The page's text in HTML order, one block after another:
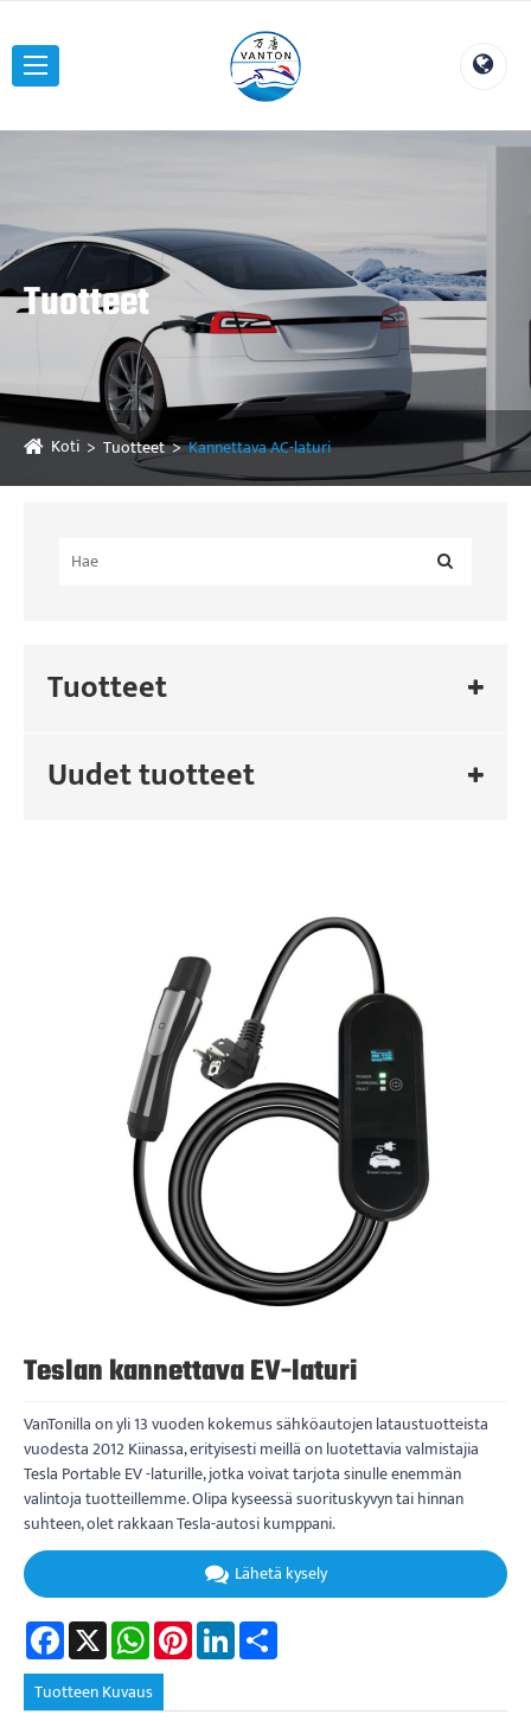
Tuotteet
Koti Tuotteet Kannettava AC-laturi
Tuotteet
Uudet tuotteet
Teslan kannettava EV-laturi
VanTonilla on yli 13 vuoden kokemus sähköautojen lataustuotteista
vuodesta 2012 Kiinassa, erityisesti meillä on luotettavia valmistajia
Tesla Portable EV -laturille, jotka voivat tarjota sinulle enemmän
valintoja tuotteillemme. Olipa kyseessä suorituskyvyn tai hinnan
suhteen, olet rakkaan Tesla-autosi kumppani.
Lähetä kysely
Facebook
X WhatsAppPinterestLinkedIn
Tuotteen Kuvaus